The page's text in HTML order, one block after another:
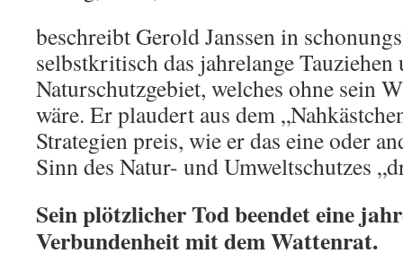
beschreibt Gerold Janssen in
selbstkritisch das jahrelange
Naturschutzgebiet, welches ohne sein
wäre. Er plaudert aus dem
Strategien preis, wie er das eine oder
Sinn des Natur- und Umweltschutzes
Sein plötzlicher Tod beendet eine
Verbundenheit mit dem Wattenrat.